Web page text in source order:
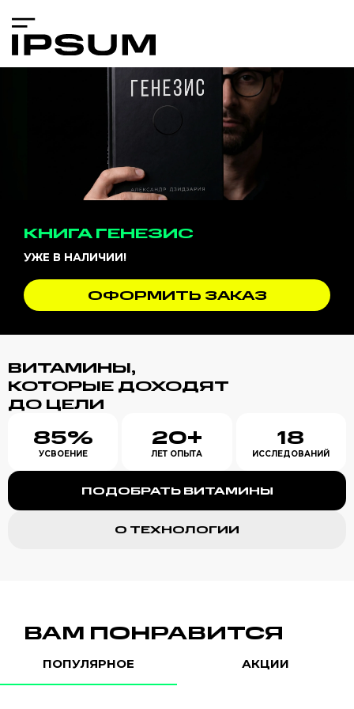
КНИГА ГЕНЕЗИС
УЖЕ В НАЛИЧИИ!
ОФОРМИТЬ ЗАКАЗ
ВИТАМИНЫ,
КОТОРЫЕ ДОХОДЯТ
ДО ЦЕЛИ
85%
УСВОЕНИЕ
20+
ЛЕТ ОПЫТА
18
ИССЛЕДОВАНИЙ
ПОДОБРАТЬ ВИТАМИНЫ
О ТЕХНОЛОГИИ
ВАМ ПОНРАВИТСЯ
ПОПУЛЯРНОЕ АКЦИИ